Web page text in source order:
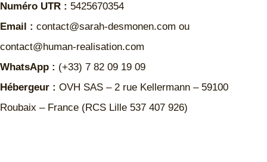
Numéro UTR : 5425670354
Email : contact@sarah-desmonen.com ou
contact@human-realisation.com
WhatsApp : (+33) 7 82 09 19 09
Hébergeur : OVH SAS – 2 rue Kellermann – 59100
Roubaix – France (RCS Lille 537 407 926)